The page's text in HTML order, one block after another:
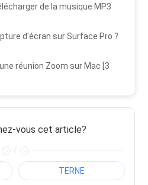
de la musique MP3
d'écran sur Surface Pro ?
réunion Zoom sur Mac [3
vous cet article?
/
TERNE